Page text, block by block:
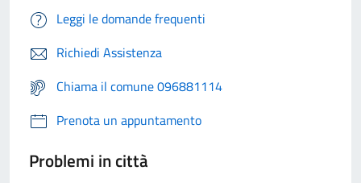
Leggi le domande frequenti
Richiedi Assistenza
Chiama il comune 096881114
Prenota un appuntamento
Problemi in città